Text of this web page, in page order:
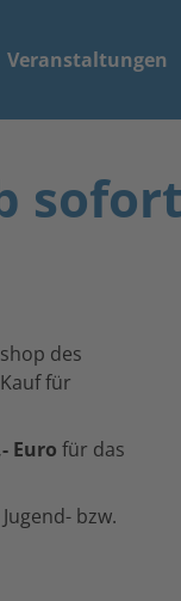
Veranstaltungen
des
für
Euro für das
bzw.